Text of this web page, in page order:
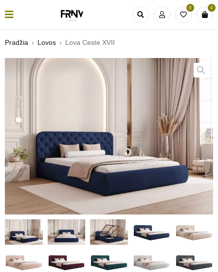
0 0
Pradžia › Lovos › Lova Ceste XVII